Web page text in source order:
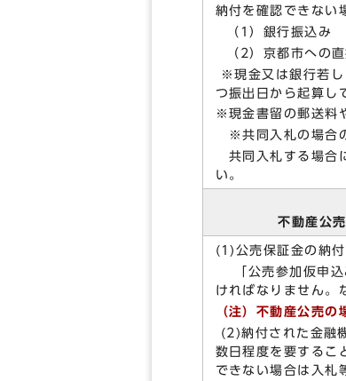
納付を確認できない
（1）銀行振込み
（2）京都市への直
※現金又は銀行若し
つ振出日から起算し
※現金書留の郵送料
※共同入札の場合
共同入札する場合
い。
不動産公
(1)公売保証金の納
「公売参加仮申込
ければなりません。
（注）不動産公売の
(2)納付された金融
数日程度を要するこ
できない場合は入札